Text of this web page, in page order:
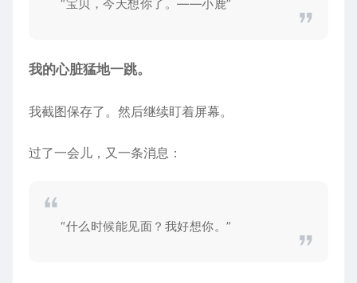
“宝贝，今天想你了。——小鹿”
我的心脏猛地一跳。
我截图保存了。然后继续盯着屏幕。
过了一会儿，又一条消息：
“什么时候能见面？我好想你。”